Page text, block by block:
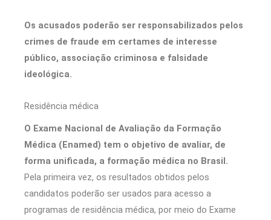
Os acusados poderão ser responsabilizados pelos
crimes de fraude em certames de interesse
público, associação criminosa e falsidade
ideológica.
Residência médica
O Exame Nacional de Avaliação da Formação
Médica (Enamed) tem o objetivo de avaliar, de
forma unificada, a formação médica no Brasil.
Pela primeira vez, os resultados obtidos pelos
candidatos poderão ser usados para acesso a
programas de residência médica, por meio do Exame